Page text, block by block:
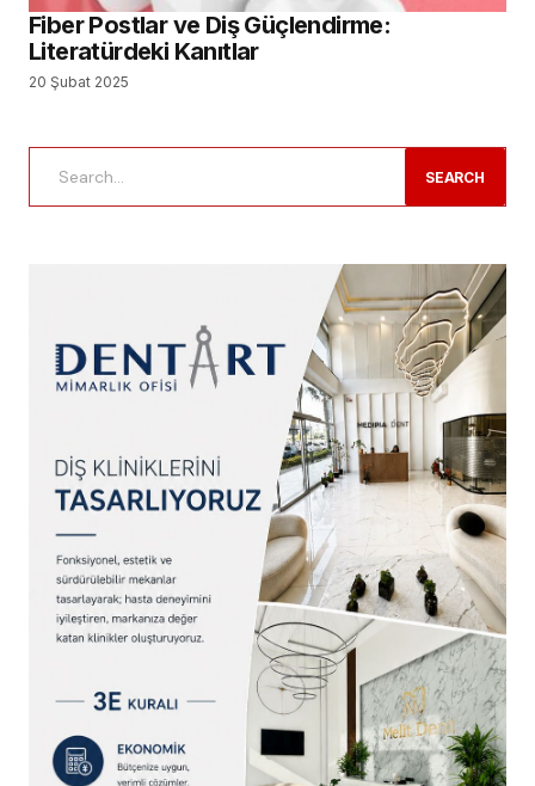
Fiber Postlar ve Diş Güçlendirme:
Literatürdeki Kanıtlar
20 Şubat 2025
SEARCH